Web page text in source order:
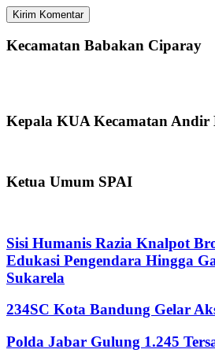
Kecamatan Babakan Ciparay
Kepala KUA Kecamatan Andir
Ketua Umum SPAI
Sisi Humanis Razia Knalpot
Edukasi Pengendara Hingga
Sukarela
234SC Kota Bandung Gelar
Polda Jabar Gulung 1.245